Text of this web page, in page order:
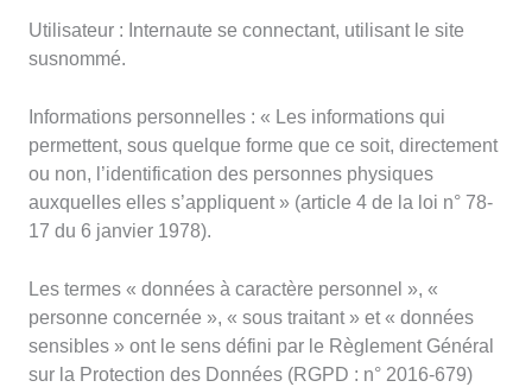
Utilisateur : Internaute se connectant, utilisant le site
susnommé.
Informations personnelles : « Les informations qui
permettent, sous quelque forme que ce soit, directement
ou non, l’identification des personnes physiques
auxquelles elles s’appliquent » (article 4 de la loi n° 78-
17 du 6 janvier 1978).
Les termes « données à caractère personnel », «
personne concernée », « sous traitant » et « données
sensibles » ont le sens défini par le Règlement Général
sur la Protection des Données (RGPD : n° 2016-679)